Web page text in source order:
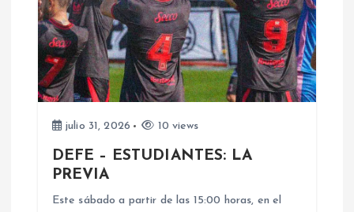
julio 31, 2026 10 views
DEFE – ESTUDIANTES: LA
PREVIA
Este sábado a partir de las 15:00 horas, en el